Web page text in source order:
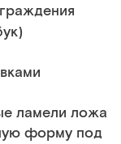
ламели ложа
форму под